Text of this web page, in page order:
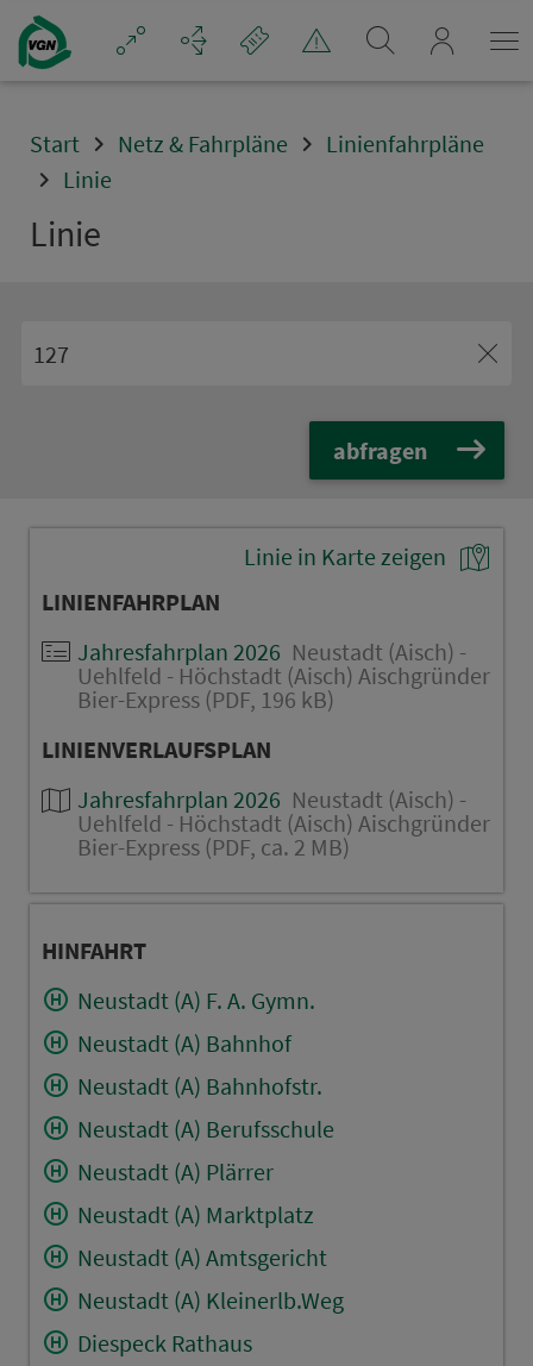
Navigation überspringen
Start Netz & Fahrpläne
Linienfahrpläne
Linie
Linie
abfragen
Linie in Karte zeigen
LINIENFAHRPLAN
Jahresfahrplan 2026 Neustadt (Aisch) -
Uehlfeld - Höchstadt (Aisch) Aischgründer
Bier-Express (PDF, 196 kB)
LINIENVERLAUFSPLAN
Jahresfahrplan 2026 Neustadt (Aisch) -
Uehlfeld - Höchstadt (Aisch) Aischgründer
Bier-Express (PDF, ca. 2 MB)
HINFAHRT
Neustadt (A) F. A. Gymn.
Neustadt (A) Bahnhof
Neustadt (A) Bahnhofstr.
Neustadt (A) Berufsschule
Neustadt (A) Plärrer
Neustadt (A) Marktplatz
Neustadt (A) Amtsgericht
Neustadt (A) Kleinerlb.Weg
Diespeck Rathaus